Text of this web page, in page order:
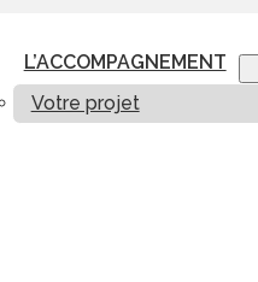
L’ACCOMPAGNEMENT
Votre projet